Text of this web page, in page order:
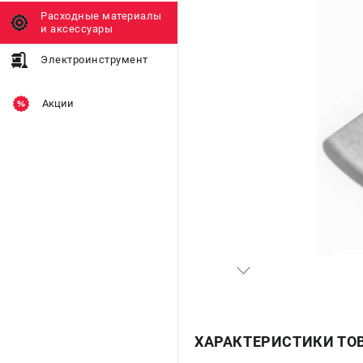
Расходные материалы
и аксессуары
Электроинструмент
Акции
ХАРАКТЕРИСТИКИ